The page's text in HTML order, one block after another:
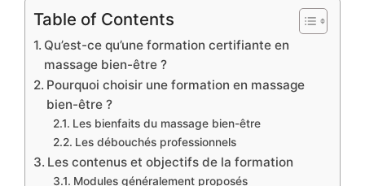
Table of Contents
Qu’est-ce qu’une formation certifiante en
massage bien-être ?
Pourquoi choisir une formation en massage
bien-être ?
Les bienfaits du massage bien-être
Les débouchés professionnels
Les contenus et objectifs de la formation
Modules généralement proposés